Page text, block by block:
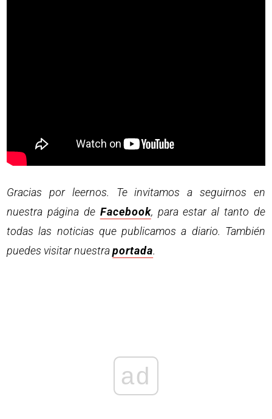
Gracias por leernos. Te invitamos a seguirnos en
nuestra página de Facebook, para estar al tanto de
todas las noticias que publicamos a diario. También
puedes visitar nuestraportada.
ad